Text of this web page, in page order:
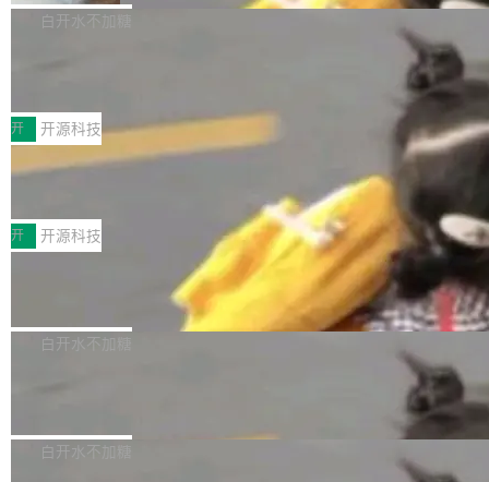
V ...
注意这是 OpenCode 一家的消耗。 OpenCode
不完。」5T 来自免费额度，3T 来自 Go...
作系统的第十八个主要版本。 自 NetBSD 10.1
ve JH71XX 的设备，例如 VisionFive 2、PINE
64 STAR64，以及 QEMU。 增强了对 POSIX.1
-2024 和 C23 编程接口标准的兼容性。 compat
_linux(8) 增强了对 Linux 系统调用的支持，包
括 epoll（围绕 kqueue 实现）、POSIX 消息队
列、...
白开水不加糖
案
享会在上海举办。鸿蒙生态的全场景智慧营销平
台鲸鸿动能协同华为游戏中心，面向游戏行业开
发者及生态伙伴，系统呈现了平台在游戏领域的
完整能力版图——从IAP高价值用户的全周期经
营、到IAA游戏的“买变一体”正循环、再到联运与
广告协同的全链路经营闭环，以及面向全球市场
的出海增长布局。 华为终端云业务商业化销售负
责人在开场致辞中表示，游戏开发者的核心诉求
已不再是“多一个投放渠道”，而是一套能够持续
高质量游戏...
开 开源科技
技嘉X3D系列再添新成员 B850 AORU
面向AMD Ryzen X3D处理器玩家，技嘉X3D系
列主板阵容迎来新成员——B850 AORUS ELITE
X3D。作为面向主流高性能平台打造的全新主板
产品，B850 AORUS ELITE X3D延续技嘉在X3
D平台优化上的技术积累，旨在为游戏玩家带来
更稳定、更高效的装机选择。 B850 AORUS ELI
式2.0，可根据不同使用场景释放处理器潜力，
开 开源科技
Zadig v5.0 发布：AI 发布专员与 AI 审
我们团队这几天最大的卡点不是 AI 写得不够
好，是 AI 写得太好了。 好到审查排期从两天的
过 1528 名开发者，85% 说 AI 把瓶颈从写代码
白开水不加糖
数据库，有一个图形后端。作为一个原生的 Gra
白开水不加糖